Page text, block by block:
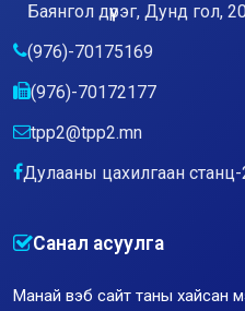
Баянгол дүүрэг, Дунд гол,
(976)-70175169
(976)-70172177
tpp2@tpp2.mn
Дулааны цахилгаан станц-
Санал асуулга
Манай вэб сайт таны хайсан